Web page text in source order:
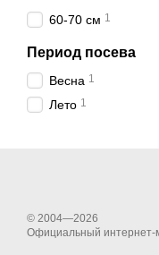
60-70 см 1
Период посева
Весна 1
Лето 1
© 2004—2026
Официальный интернет-